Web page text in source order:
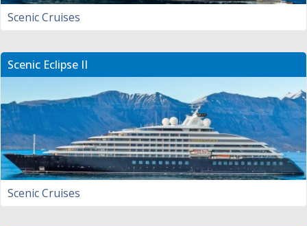
Scenic Cruises
Scenic Eclipse II
Scenic Cruises